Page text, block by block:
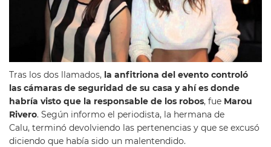
Tras los dos llamados, la anfitriona del evento controló
las cámaras de seguridad de su casa y ahí es donde
habría visto que la responsable de los robos, fue Marou
Rivero. Según informo el periodista, la hermana de
Calu, terminó devolviendo las pertenencias y que se excusó
diciendo que había sido un malentendido.